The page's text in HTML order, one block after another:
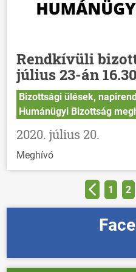
Rendkívüli
július 23-án
Bizottsági ülések,
Humánügyi Bizottság
2020. július 20.
Meghívó
1 2